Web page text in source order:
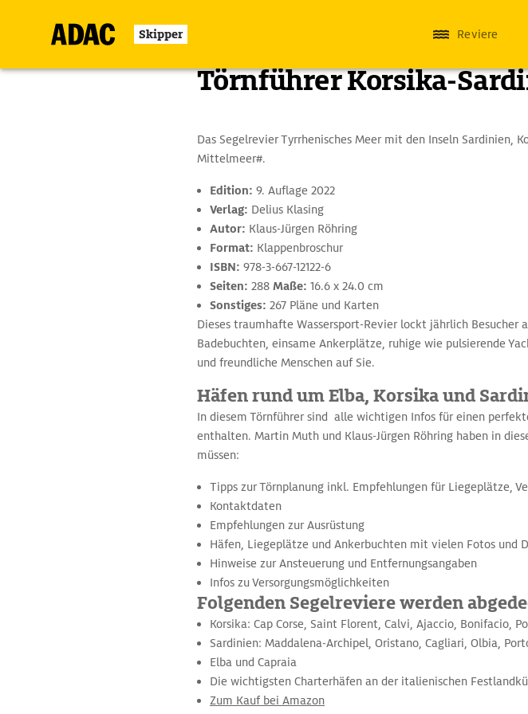
Skipper Reviere
Törnführer Korsika-
Das Segelrevier Tyrrhenisches Meer mit den Inseln Sardinien,
Mittelmeer#.
Edition: 9. Auflage 2022
Verlag: Delius Klasing
Autor: Klaus-Jürgen Röhring
Format: Klappenbroschur
ISBN: 978-3-667-12122-6
Seiten: 288 Maße: 16.6 x 24.0 cm
Sonstiges: 267 Pläne und Karten
Dieses traumhafte Wassersport-Revier lockt jährlich
Badebuchten, einsame Ankerplätze, ruhige wie pulsierende
und freundliche Menschen auf Sie.
Häfen rund um Elba, Korsika und
In diesem Törnführer sind alle wichtigen Infos für einen
enthalten. Martin Muth und Klaus-Jürgen Röhring haben in
müssen:
Tipps zur Törnplanung inkl. Empfehlungen für Liegeplätze,
Kontaktdaten
Empfehlungen zur Ausrüstung
Häfen, Liegeplätze und Ankerbuchten mit vielen Fotos und
Hinweise zur Ansteuerung und Entfernungsangaben
Infos zu Versorgungsmöglichkeiten
Folgenden Segelreviere werden
Korsika: Cap Corse, Saint Florent, Calvi, Ajaccio, Bonifacio,
Sardinien: Maddalena-Archipel, Oristano, Cagliari, Olbia,
Elba und Capraia
Die wichtigsten Charterhäfen an der italienischen
Zum Kauf bei Amazon